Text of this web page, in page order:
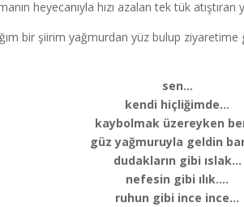
heyecanıyla hızı azalan tek tük atıştıran
bir şiirim yağmurdan yüz bulup ziyaretime
sen…
kendi hiçliğimde…
kaybolmak üzereyken
güz yağmuruyla geldin
dudakların gibi ıslak…
nefesin gibi ılık….
ruhun gibi ince ince…